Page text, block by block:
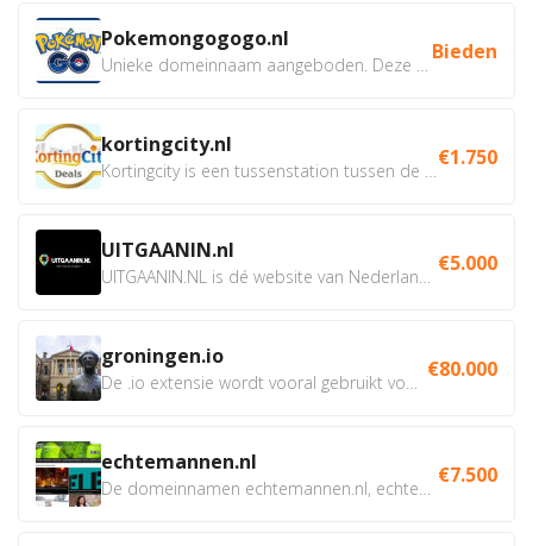
Pokemongogogo.nl Bieden
kortingcity.nl €1.750
UITGAANIN.nl €5.000
groningen.io €80.000
echtemannen.nl €7.500